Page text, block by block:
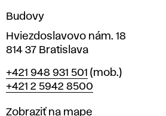
í
v
r
a
Budovy
Hviezdoslavovo nám. 18
814 37 Bratislava
Telefón
+421 948 931 501 (mob.)
+421 2 5942 8500
Mapa
Zobraziť na mape